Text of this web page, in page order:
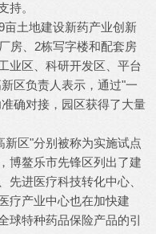
持。
土地建设新药产业创新
房、2栋写字楼和配套房
业区、科研开发区、平台
区负责人表示，通过"一
确对接，园区获得了大量
区"分别被称为实施试点
博鳌乐市先锋区列出了建
先进医疗科技转化中心、
疗产业中心也在加快建
球特种药品保险产品的引